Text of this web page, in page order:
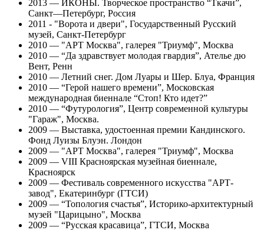
2013 — ИКОНЫ. Творческое пространство “Ткачи”,
Санкт—Петербург, Россия
2011 - "Ворота и двери", Государственный Русский
музей, Санкт-Петербург
2010 — "АРТ Москва", галерея "Триумф", Москва
2010 — “Да здравствует молодая гвардия”, Ателье дю
Вент, Ренн
2010 — Летний снег. Дом Луары и Шер. Блуа, Франция
2010 — “Герой нашего времени”, Московская
международная биеннале “Стоп! Кто идет?”
2010 — “Футурология”, Центр современной культуры
"Гараж", Москва.
2009 — Выставка, удостоенная премии Кандинского.
Фонд Луизы Блуэн. Лондон
2009 — "АРТ Москва", галерея "Триумф", Москва
2009 — VIII Красноярская музейная биеннале,
Красноярск
2009 — Фестиваль современного искусства "АРТ-
завод", Екатеринбург (ГТСИ)
2009 — “Топология счастья”, Историко-архитектурный
музей "Царицыно", Москва
2009 — “Русская красавица”, ГТСИ, Москва